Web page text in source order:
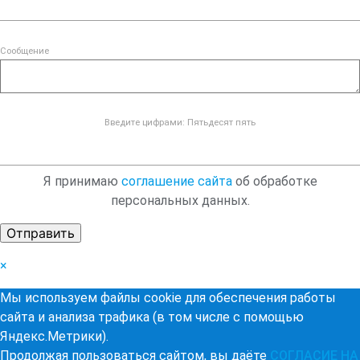
Сообщение
Введите цифрами: Пятьдесят пять
Я принимаю соглашение сайтаоб обработке
персональных данных.
×
Мы используем файлы cookie для обеспечения работы
сайта и анализа трафика (в том числе с помощью
Яндекс.Метрики).
Продолжая пользоваться сайтом, вы даёте СОГЛАСИЕ НА